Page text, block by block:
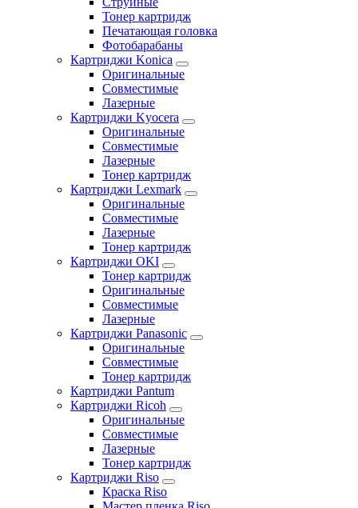
Тонер картридж
Печатающая головка
Фотобарабаны
Картриджи Konica
Оригинальные
Совместимые
Лазерные
Картриджи Kyocera
Оригинальные
Совместимые
Лазерные
Тонер картридж
Картриджи Lexmark
Оригинальные
Совместимые
Лазерные
Тонер картридж
Картриджи OKI
Тонер картридж
Оригинальные
Совместимые
Лазерные
Картриджи Panasonic
Оригинальные
Совместимые
Тонер картридж
Картриджи Pantum
Картриджи Ricoh
Оригинальные
Совместимые
Лазерные
Тонер картридж
Картриджи Riso
Краска Riso